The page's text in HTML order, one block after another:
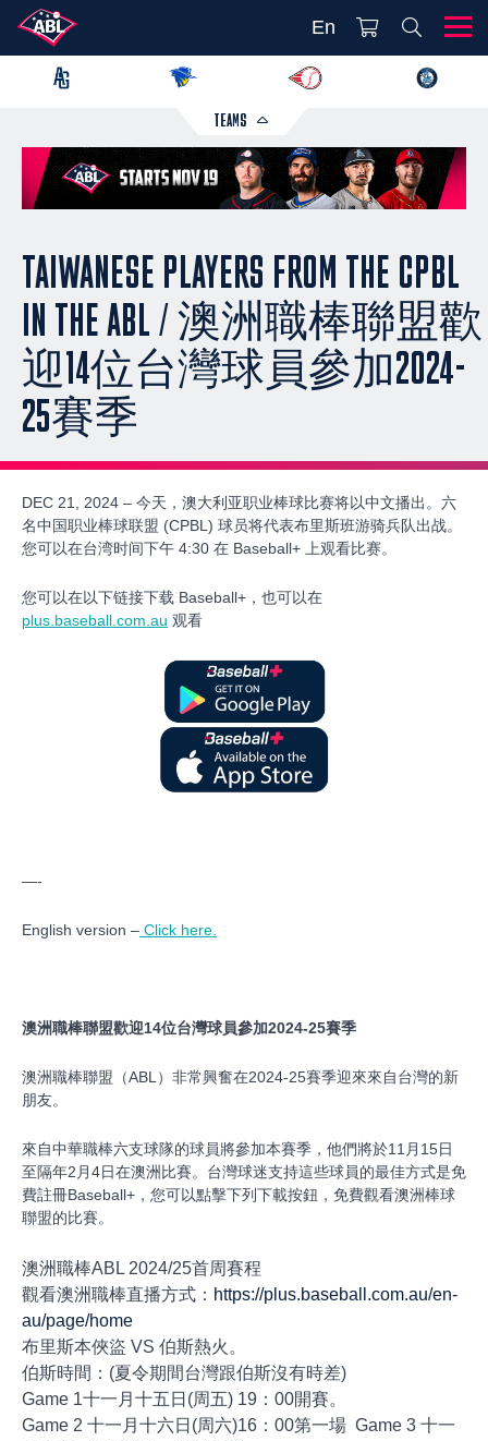
En
TEAMS
TAIWANESE PLAYERS FROM THE CPBL
IN THE ABL / 澳洲職棒聯盟歡
迎14位台灣球員參加2024-
25賽季
DEC 21, 2024 – 今天，澳大利亚职业棒球比赛将以中文播出。六
名中国职业棒球联盟 (CPBL) 球员将代表布里斯班游骑兵队出战。
您可以在台湾时间下午 4:30 在 Baseball+ 上观看比赛。
您可以在以下链接下载 Baseball+，也可以在
plus.baseball.com.au 观看
—-
English version – Click here.
澳洲職棒聯盟歡迎14位台灣球員參加2024-25賽季
澳洲職棒聯盟（ABL）非常興奮在2024-25賽季迎來來自台灣的新
朋友。
來自中華職棒六支球隊的球員將參加本賽季，他們將於11月15日
至隔年2月4日在澳洲比賽。台灣球迷支持這些球員的最佳方式是免
費註冊Baseball+，您可以點擊下列下載按鈕，免費觀看澳洲棒球
聯盟的比賽。
澳洲職棒ABL 2024/25首周賽程
觀看澳洲職棒直播方式： https://plus.baseball.com.au/en-
au/page/home
布里斯本俠盜 VS 伯斯熱火。
伯斯時間：(夏令期間台灣跟伯斯沒有時差)
Game 1十一月十五日(周五) 19：00開賽。
Game 2 十一月十六日(周六)16：00第一場 Game 3 十一